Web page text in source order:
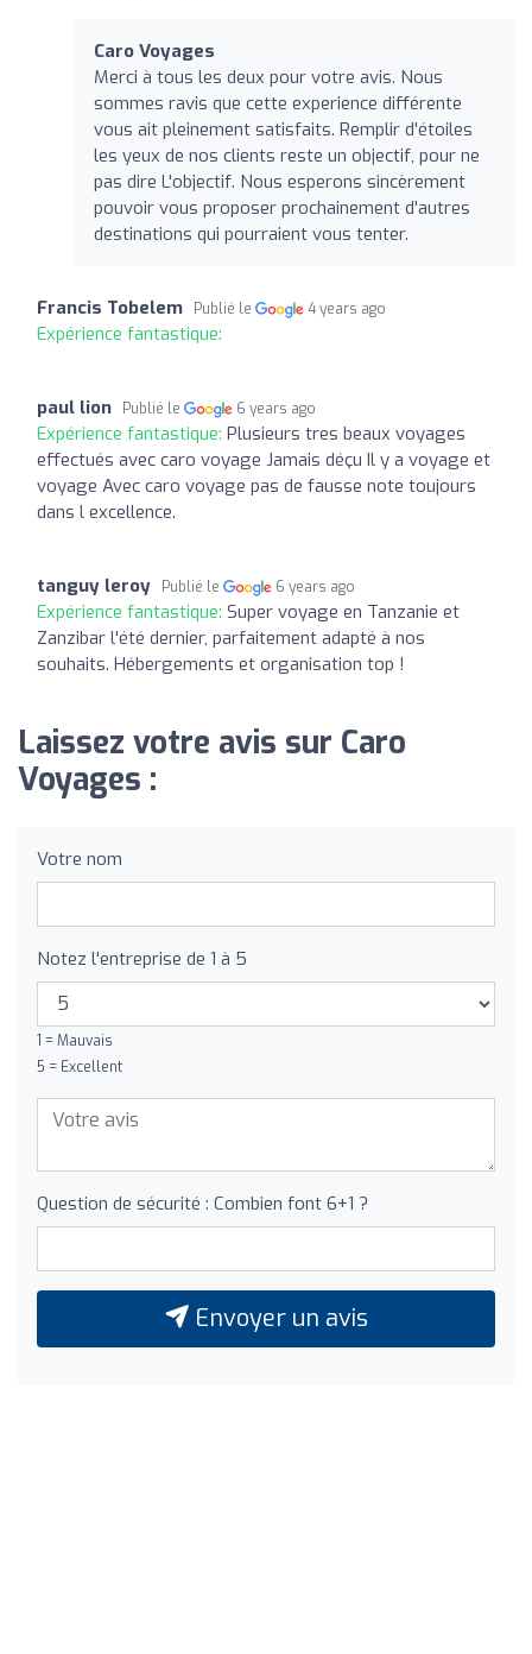
Caro Voyages
Merci à tous les deux pour votre avis. Nous
sommes ravis que cette experience différente
vous ait pleinement satisfaits. Remplir d'étoiles
les yeux de nos clients reste un objectif, pour ne
pas dire L'objectif. Nous esperons sincèrement
pouvoir vous proposer prochainement d'autres
destinations qui pourraient vous tenter.
Francis Tobelem Publié le 4 years ago
Expérience fantastique:
paul lion Publié le 6 years ago
Expérience fantastique: Plusieurs tres beaux voyages
effectués avec caro voyage Jamais déçu Il y a voyage et
voyage Avec caro voyage pas de fausse note toujours
dans l excellence.
tanguy leroy Publié le 6 years ago
Expérience fantastique: Super voyage en Tanzanie et
Zanzibar l'été dernier, parfaitement adapté à nos
souhaits. Hébergements et organisation top !
Laissez votre avis sur Caro
Voyages :
Votre nom
Notez l'entreprise de 1 à 5
1 = Mauvais
5 = Excellent
Question de sécurité : Combien font 6+1 ?
Envoyer un avis